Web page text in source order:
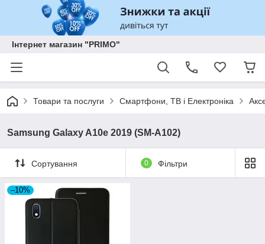
Інтернет магазин "PRIMO"
Товари та послуги Смартфони, ТВ і Електроніка
Samsung Galaxy A10e 2019 (SM-A102)
Сортування 0 Фільтри
–10%